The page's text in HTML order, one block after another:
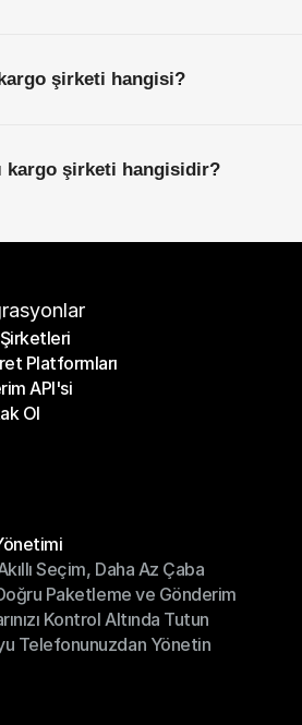
şirketi hangisi?
kargo şirketi hangisidir?
Platformları
Platformları
API'si
API'si
Ol
Seçim, Daha Az Çaba
Seçim, Daha Az Çaba
Doğru Paketleme ve Gönderim
Doğru Paketleme ve Gönderim
Kontrol Altında Tutun
Kontrol Altında Tutun
Telefonunuzdan Yönetin